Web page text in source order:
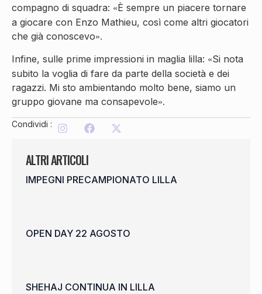
ALTRI ARTICOLI
IMPEGNI PRECAMPIONATO LILLA
OPEN DAY 22 AGOSTO
SHEHAJ CONTINUA IN LILLA
compagno di squadra: «È sempre un piacere tornare
a giocare con Enzo Mathieu, così come altri giocatori
che già conoscevo».
Infine, sulle prime impressioni in maglia lilla: «Si nota
subito la voglia di fare da parte della società e dei
ragazzi. Mi sto ambientando molto bene, siamo un
gruppo giovane ma consapevole».
Condividi :